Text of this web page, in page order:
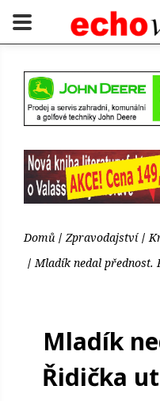
Domů Zpravodajství
Mladík nedal přednost.
Mladík
Řidička